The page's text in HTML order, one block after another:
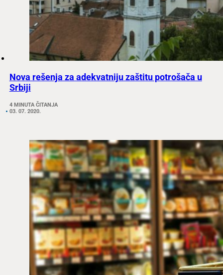
Nova rešenja za adekvatniju zaštitu potrošača u
Srbiji
4 MINUTA ČITANJA
03. 07. 2020.